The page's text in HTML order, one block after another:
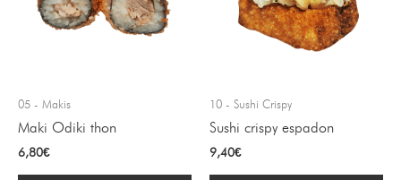
05 - Makis
Maki Odiki thon
6,80€
10 - Sushi Crispy
Sushi crispy espadon
9,40€